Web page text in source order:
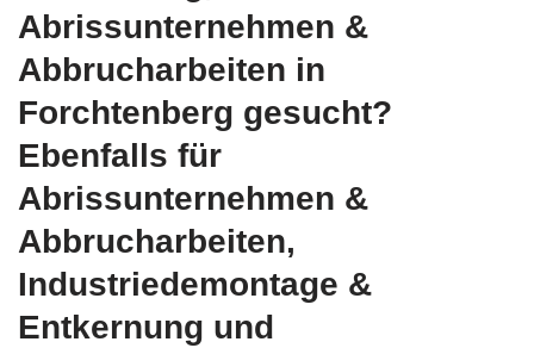
Abrissunternehmen &
Abbrucharbeiten in
Forchtenberg gesucht?
Ebenfalls für
Abrissunternehmen &
Abbrucharbeiten,
Industriedemontage &
Entkernung und